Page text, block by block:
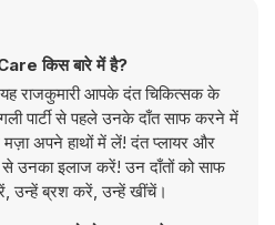
किस बारे में है?
राजकुमारी आपके दंत चिकित्सक के
पार्टी से पहले उनके दाँत साफ करने में
अपने हाथों में लें! दंत प्लायर और
उनका इलाज करें! उन दाँतों को साफ
उन्हें ब्रश करें, उन्हें खींचें।